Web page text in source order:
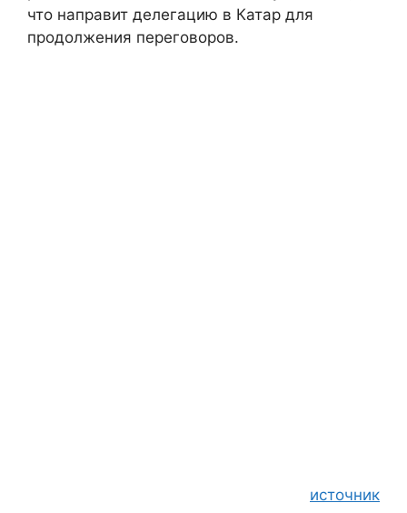
что направит делегацию в Катар для
продолжения переговоров.
источник